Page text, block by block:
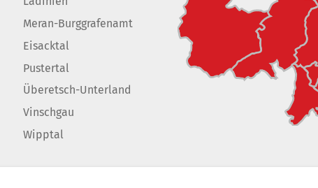
Meran-Burggrafenamt
Eisacktal
Pustertal
Überetsch-Unterland
Vinschgau
Wipptal